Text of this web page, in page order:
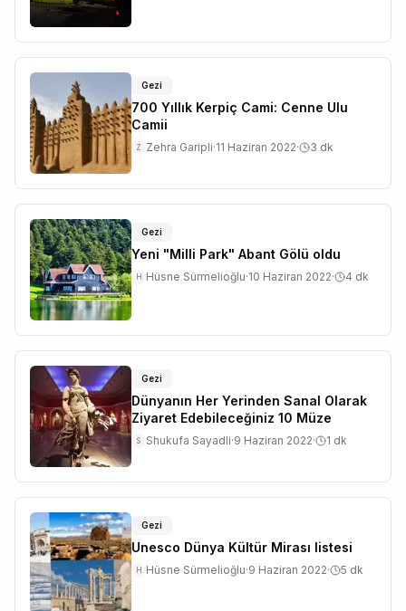
Gezi
700 Yıllık Kerpiç Cami: Cenne Ulu
Camii
Z Zehra Garipli·11 Haziran 2022· 3 dk
Gezi
Yeni "Milli Park" Abant Gölü oldu
H Hüsne Sürmelioğlu·10 Haziran 2022· 4 dk
Gezi
Dünyanın Her Yerinden Sanal Olarak
Ziyaret Edebileceğiniz 10 Müze
S Shukufa Sayadli·9 Haziran 2022· 1 dk
Gezi
Unesco Dünya Kültür Mirası listesi
H Hüsne Sürmelioğlu·9 Haziran 2022· 5 dk